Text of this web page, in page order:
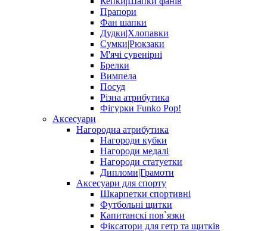
Прапори
Фан шапки
Дудки|Хлопавки
Сумки|Рюкзаки
М'ячі сувенірні
Брелки
Вимпела
Посуд
Різна атрибутика
Фігурки Funko Pop!
Аксесуари
Нагородна атрибутика
Нагороди кубки
Нагороди медалі
Нагороди статуетки
Дипломи|Грамоти
Аксесуари для спорту
Шкарпетки спортивні
Футбольні щитки
Капитанскі пов`язки
Фіксатори для гетр та щитків